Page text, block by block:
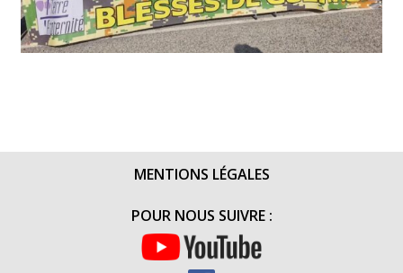
MENTIONS LÉGALES
POUR NOUS SUIVRE :